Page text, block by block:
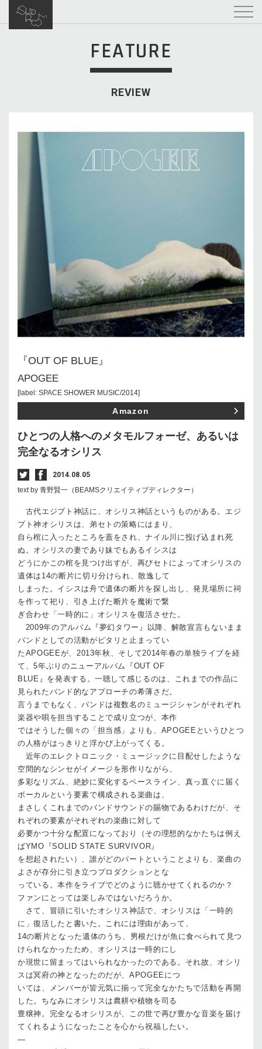
FEATURE
REVIEW
『OUT OF BLUE』
APOGEE
[label: SPACE SHOWER MUSIC/2014]
Amazon
ひとつの人格へのメタモルフォーゼ、あるいは
完全なるオシリス
2014.08.05
text by 青野賢一（BEAMSクリエイティブディレクター）
古代エジプト神話に、オシリス神話というものがある。エジ
プト神オシリスは、弟セトの策略にはまり、
自ら棺に入ったところを蓋をされ、ナイル川に投げ込まれ死
ぬ。オシリスの妻であり妹でもあるイシスは
どうにかこの棺を見つけ出すが、再びセトによってオシリスの
遺体は14の断片に切り分けられ、散逸して
しまった。イシスは舟で遺体の断片を探し出し、発見場所に祠
を作って祀り、引き上げた断片を魔術で繋
ぎ合わせ「一時的に」オシリスを復活させた。
2009年のアルバム『夢幻タワー』以降、解散宣言もないまま
バンドとしての活動がピタリと止まってい
たAPOGEEが、2013年秋、そして2014年春の単独ライブを経
て、5年ぶりのニューアルバム『OUT OF
BLUE』を発表する。一聴して感じるのは、これまでの作品に
見られたバンド的なアプローチの希薄さだ。
言うまでもなく、バンドは複数名のミュージシャンがそれぞれ
楽器や唄を担当することで成り立つが、本作
ではそうした個々の「担当感」よりも、APOGEEというひとつ
の人格がはっきりと浮かび上がってくる。
近年のエレクトロニック・ミュージックに目配せしたような
空間的なシンセがイメージを形作りながら、
多彩なリズム、絶妙に変化するベースライン、真っ直ぐに届く
ボーカルという要素で構成される楽曲は、
まさしくこれまでのバンドサウンドの賜物であるわけだが、そ
れぞれの要素がそれぞれの楽曲に対して
必要かつ十分な配置になっており（その理想的なかたちは例え
ばYMO『SOLID STATE SURVIVOR』
を想起されたい）、誰がどのパートということよりも、楽曲の
よさが存分に引き立つプロダクションとな
っている。本作をライブでどのように聴かせてくれるのか？
ファンにとっては楽しみではないだろうか。
さて、冒頭に引いたオシリス神話で、オシリスは「一時的
に」復活したと書いた。これには理由があって、
14の断片となった遺体のうち、男根だけが魚に食べられて見つ
けられなかったため、オシリスは一時的にし
か現世に留まってはいられなかったのである。それ故、オシリ
スは冥府の神となったのだが、APOGEEにつ
いては、メンバーが皆元気に揃って完全なかたちで活動を再開
した。ちなみにオシリスは農耕や植物を司る
豊穣神。完全なるオシリスが、この世で再び豊かな音楽を届け
てくれるようになったことを心から祝福したい。
—